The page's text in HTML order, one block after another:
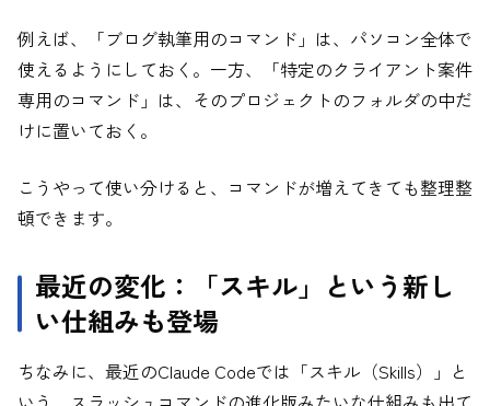
例えば、「ブログ執筆用のコマンド」は、パソコン全体で
使えるようにしておく。一方、「特定のクライアント案件
専用のコマンド」は、そのプロジェクトのフォルダの中だ
けに置いておく。
こうやって使い分けると、コマンドが増えてきても整理整
頓できます。
最近の変化：「スキル」という新し
い仕組みも登場
ちなみに、最近のClaude Codeでは「スキル（Skills）」と